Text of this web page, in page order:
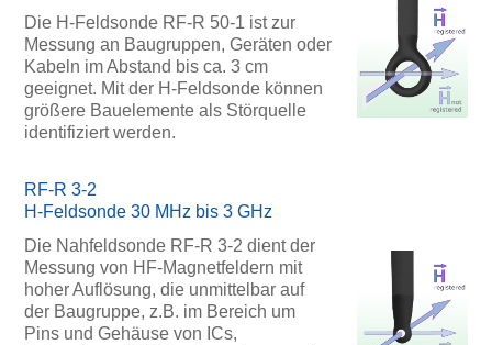
Die H-Feldsonde RF-R 50-1 ist zur
Messung an Baugruppen, Geräten oder
Kabeln im Abstand bis ca. 3 cm
geeignet. Mit der H-Feldsonde können
größere Bauelemente als Störquelle
identifiziert werden.
RF-R 3-2
H-Feldsonde 30 MHz bis 3 GHz
Die Nahfeldsonde RF-R 3-2 dient der
Messung von HF-Magnetfeldern mit
hoher Auflösung, die unmittelbar auf
der Baugruppe, z.B. im Bereich um
Pins und Gehäuse von ICs,